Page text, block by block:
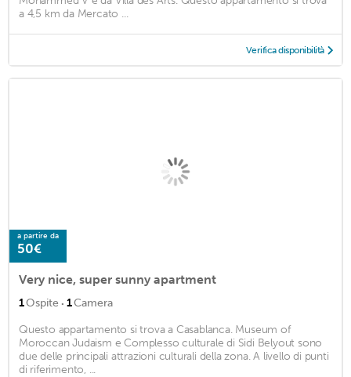
a 4,5 km da Mercato ...
Verifica disponibilità
a partire da
50€
Very nice, super sunny apartment
1Ospite · 1Camera
Questo appartamento si trova a Casablanca. Museum of
Moroccan Judaism e Complesso culturale di Sidi Belyout sono
due delle principali attrazioni culturali della zona. A livello di punti
di riferimento, ...